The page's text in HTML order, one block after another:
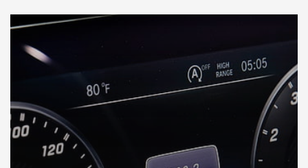
DÉCOUVREZ VOTRE INSPECTION AUTO en Australie